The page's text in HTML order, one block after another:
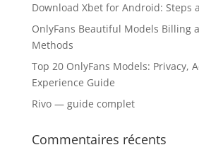
Download Xbet for Android: Steps
OnlyFans Beautiful Models Billing
Methods
Top 20 OnlyFans Models: Privacy,
Experience Guide
Rivo — guide complet
Commentaires récents